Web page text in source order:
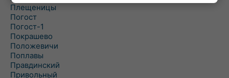
Плещеницы
Погост
Погост-1
Покрашево
Положевичи
Поплавы
Правдинский
Привольный